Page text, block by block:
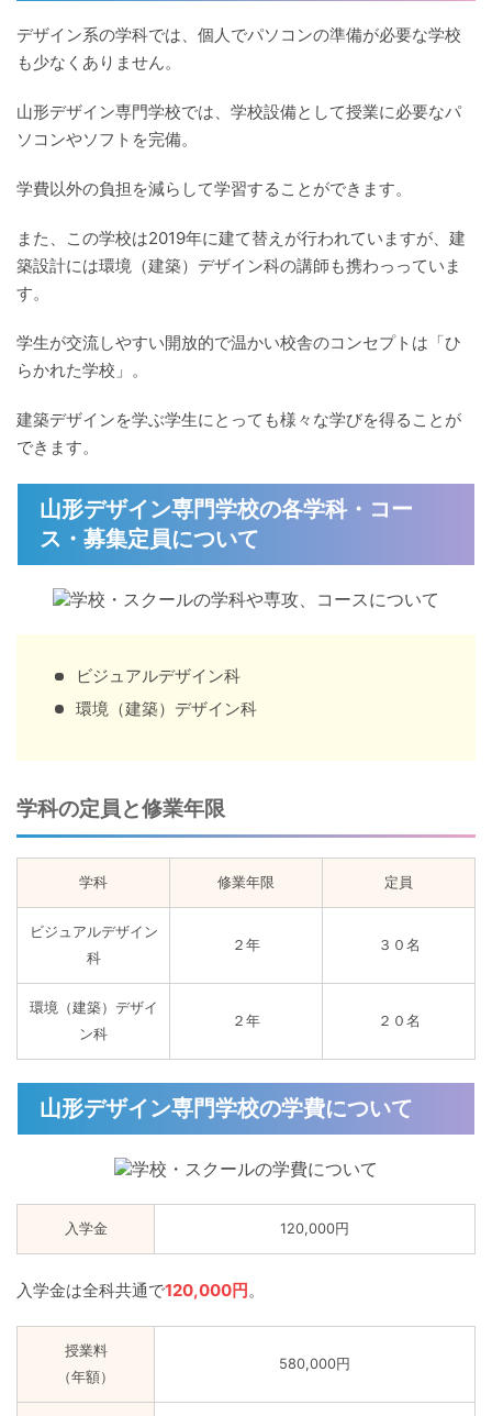
デザイン系の学科では、個人でパソコンの準備が必要な学校
も少なくありません。
山形デザイン専門学校では、学校設備として授業に必要なパ
ソコンやソフトを完備。
学費以外の負担を減らして学習することができます。
また、この学校は2019年に建て替えが行われていますが、建
築設計には環境（建築）デザイン科の講師も携わっっていま
す。
学生が交流しやすい開放的で温かい校舎のコンセプトは「ひ
らかれた学校」。
建築デザインを学ぶ学生にとっても様々な学びを得ることが
できます。
山形デザイン専門学校の各学科・コー
ス・募集定員について
ビジュアルデザイン科
環境（建築）デザイン科
学科の定員と修業年限
学科 修業年限 定員
ビジュアルデザイン
科
２年 ３０名
環境（建築）デザイ
ン科
２年 ２０名
山形デザイン専門学校の学費について
入学金 120,000円
入学金は全科共通で120,000円。
授業料
（年額）
580,000円